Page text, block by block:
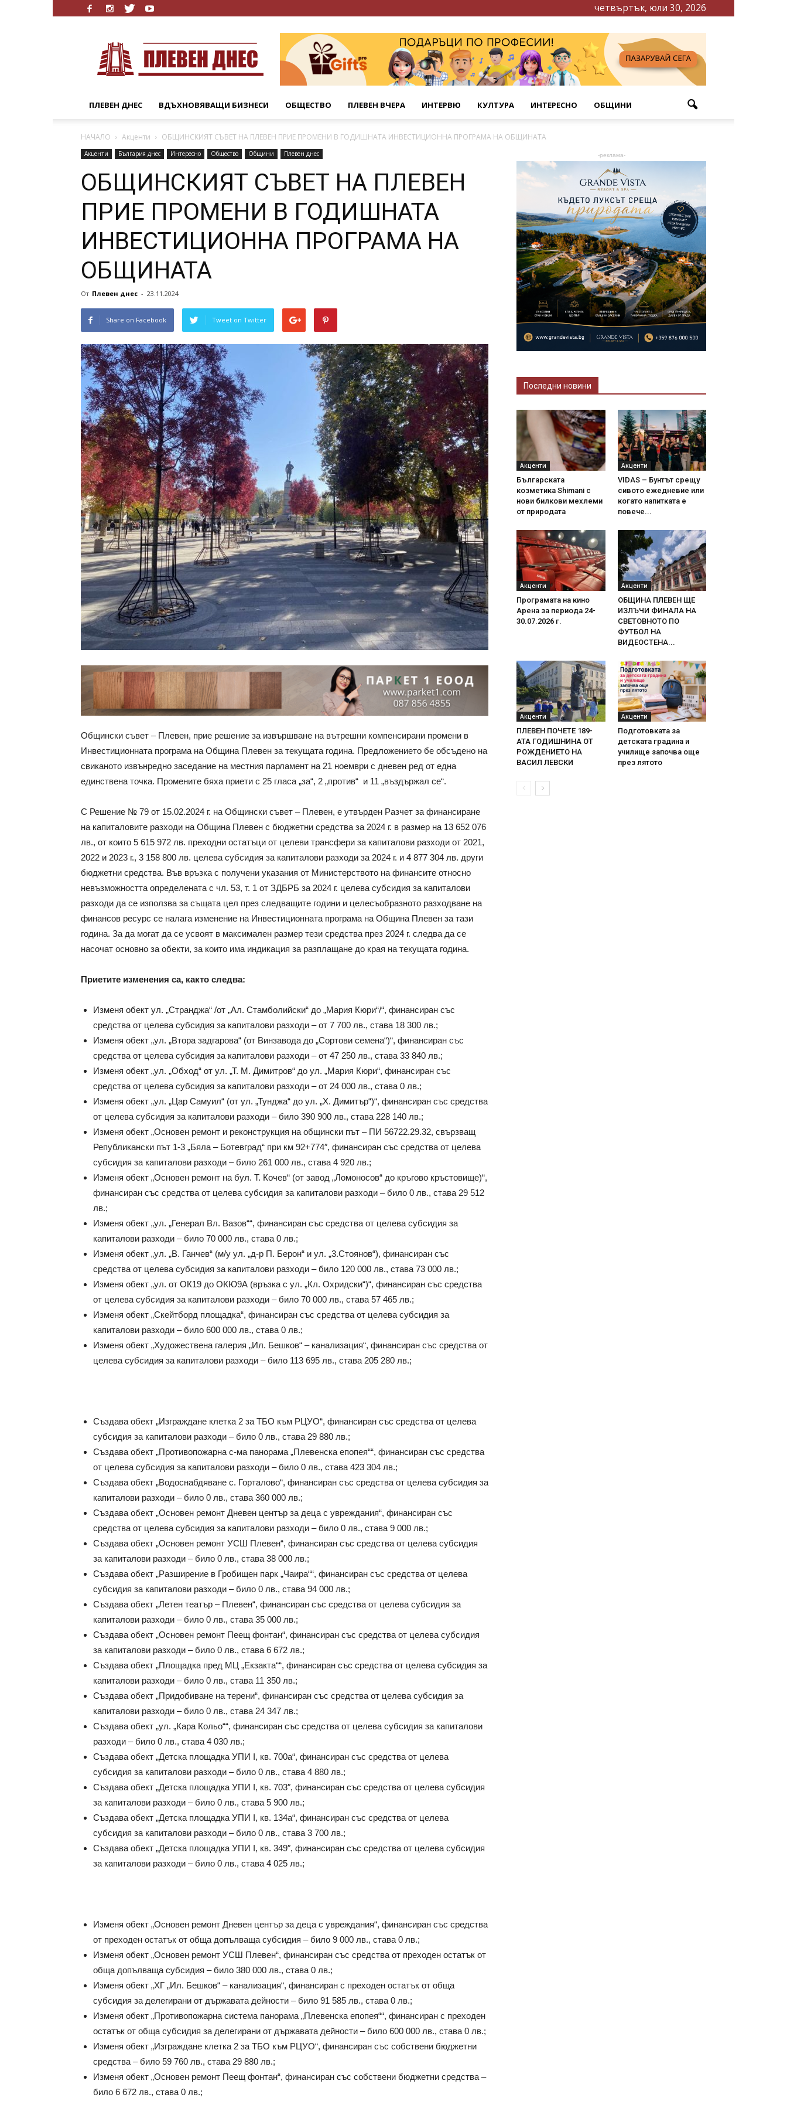
четвъртък, юли 30, 2026
Днес
ПЛЕВЕН ДНЕС ВДЪХНОВЯВАЩИ БИЗНЕСИ ОБЩЕСТВО ПЛЕВЕН ВЧЕРА ИНТЕРВЮ КУЛТУРА ИНТЕРЕСНО ОБЩИНИ
НАЧАЛО Акценти ОБЩИНСКИЯТ СЪВЕТ НА ПЛЕВЕН ПРИЕ ПРОМЕНИ В ГОДИШНАТА ИНВЕСТИЦИОННА ПРОГРАМА НА ОБЩИНАТА
Акценти България днес Интересно Общество Общини Плевен днес
ОБЩИНСКИЯТ СЪВЕТ НА ПЛЕВЕН
ПРИЕ ПРОМЕНИ В ГОДИШНАТА
ИНВЕСТИЦИОННА ПРОГРАМА НА
ОБЩИНАТА
От Плевен днес - 23.11.2024
Share on Facebook Tweet on Twitter
Общински съвет – Плевен, прие решение за извършване на вътрешни компенсирани промени в
Инвестиционната програма на Община Плевен за текущата година. Предложението бе обсъдено на
свиканото извънредно заседание на местния парламент на 21 ноември с дневен ред от една
единствена точка. Промените бяха приети с 25 гласа „за“, 2 „против“ и 11 „въздържал се“.
С Решение № 79 от 15.02.2024 г. на Общински съвет – Плевен, е утвърден Разчет за финансиране
на капиталовите разходи на Община Плевен с бюджетни средства за 2024 г. в размер на 13 652 076
лв., от които 5 615 972 лв. преходни остатъци от целеви трансфери за капиталови разходи от 2021,
2022 и 2023 г., 3 158 800 лв. целева субсидия за капиталови разходи за 2024 г. и 4 877 304 лв. други
бюджетни средства. Във връзка с получени указания от Министерството на финансите относно
невъзможността определената с чл. 53, т. 1 от ЗДБРБ за 2024 г. целева субсидия за капиталови
разходи да се използва за същата цел през следващите години и целесъобразното разходване на
финансов ресурс се налага изменение на Инвестиционната програма на Община Плевен за тази
година. За да могат да се усвоят в максимален размер тези средства през 2024 г. следва да се
насочат основно за обекти, за които има индикация за разплащане до края на текущата година.
Приетите изменения са, както следва:
Изменя обект ул. „Странджа“ /от „Ал. Стамболийски“ до „Мария Кюри“/“, финансиран със
средства от целева субсидия за капиталови разходи – от 7 700 лв., става 18 300 лв.;
Изменя обект „ул. „Втора задгарова“ (от Винзавода до „Сортови семена“)“, финансиран със
средства от целева субсидия за капиталови разходи – от 47 250 лв., става 33 840 лв.;
Изменя обект „ул. „Обход“ от ул. „Т. М. Димитров“ до ул. „Мария Кюри“, финансиран със
средства от целева субсидия за капиталови разходи – от 24 000 лв., става 0 лв.;
Изменя обект „ул. „Цар Самуил“ (от ул. „Тунджа“ до ул. „Х. Димитър“)“, финансиран със средства
от целева субсидия за капиталови разходи – било 390 900 лв., става 228 140 лв.;
Изменя обект „Основен ремонт и реконструкция на общински път – ПИ 56722.29.32, свързващ
Републикански път 1-3 „Бяла – Ботевград“ при км 92+774″, финансиран със средства от целева
субсидия за капиталови разходи – било 261 000 лв., става 4 920 лв.;
Изменя обект „Основен ремонт на бул. Т. Кочев“ (от завод „Ломоносов“ до кръгово кръстовище)“,
финансиран със средства от целева субсидия за капиталови разходи – било 0 лв., става 29 512
лв.;
Изменя обект „ул. „Генерал Вл. Вазов““, финансиран със средства от целева субсидия за
капиталови разходи – било 70 000 лв., става 0 лв.;
Изменя обект „ул. „В. Ганчев“ (м/у ул. „д-р П. Берон“ и ул. „3.Стоянов“), финансиран със
средства от целева субсидия за капиталови разходи – било 120 000 лв., става 73 000 лв.;
Изменя обект „ул. от ОК19 до ОКЮ9А (връзка с ул. „Кл. Охридски“)“, финансиран със средства
от целева субсидия за капиталови разходи – било 70 000 лв., става 57 465 лв.;
Изменя обект „Скейтборд площадка“, финансиран със средства от целева субсидия за
капиталови разходи – било 600 000 лв., става 0 лв.;
Изменя обект „Художествена галерия „Ил. Бешков“ – канализация“, финансиран със средства от
целева субсидия за капиталови разходи – било 113 695 лв., става 205 280 лв.;
Създава обект „Изграждане клетка 2 за ТБО към РЦУО“, финансиран със средства от целева
субсидия за капиталови разходи – било 0 лв., става 29 880 лв.;
Създава обект „Противопожарна с-ма панорама „Плевенска епопея““, финансиран със средства
от целева субсидия за капиталови разходи – било 0 лв., става 423 304 лв.;
Създава обект „Водоснабдяване с. Горталово“, финансиран със средства от целева субсидия за
капиталови разходи – било 0 лв., става 360 000 лв.;
Създава обект „Основен ремонт Дневен център за деца с увреждания“, финансиран със
средства от целева субсидия за капиталови разходи – било 0 лв., става 9 000 лв.;
Създава обект „Основен ремонт УСШ Плевен“, финансиран със средства от целева субсидия
за капиталови разходи – било 0 лв., става 38 000 лв.;
Създава обект „Разширение в Гробищен парк „Чаира““, финансиран със средства от целева
субсидия за капиталови разходи – било 0 лв., става 94 000 лв.;
Създава обект „Летен театър – Плевен“, финансиран със средства от целева субсидия за
капиталови разходи – било 0 лв., става 35 000 лв.;
Създава обект „Основен ремонт Пеещ фонтан“, финансиран със средства от целева субсидия
за капиталови разходи – било 0 лв., става 6 672 лв.;
Създава обект „Площадка пред МЦ „Екзакта““, финансиран със средства от целева субсидия за
капиталови разходи – било 0 лв., става 11 350 лв.;
Създава обект „Придобиване на терени“, финансиран със средства от целева субсидия за
капиталови разходи – било 0 лв., става 24 347 лв.;
Създава обект „ул. „Кара Кольо““, финансиран със средства от целева субсидия за капиталови
разходи – било 0 лв., става 4 030 лв.;
Създава обект „Детска площадка УПИ I, кв. 700а“, финансиран със средства от целева
субсидия за капиталови разходи – било 0 лв., става 4 880 лв.;
Създава обект „Детска площадка УПИ I, кв. 703″, финансиран със средства от целева субсидия
за капиталови разходи – било 0 лв., става 5 900 лв.;
Създава обект „Детска площадка УПИ I, кв. 134а“, финансиран със средства от целева
субсидия за капиталови разходи – било 0 лв., става 3 700 лв.;
Създава обект „Детска площадка УПИ I, кв. 349″, финансиран със средства от целева субсидия
за капиталови разходи – било 0 лв., става 4 025 лв.;
Изменя обект „Основен ремонт Дневен център за деца с увреждания“, финансиран със средства
от преходен остатък от обща допълваща субсидия – било 9 000 лв., става 0 лв.;
Изменя обект „Основен ремонт УСШ Плевен“, финансиран със средства от преходен остатък от
обща допълваща субсидия – било 380 000 лв., става 0 лв.;
Изменя обект „ХГ „Ил. Бешков“ – канализация“, финансиран с преходен остатък от обща
субсидия за делегирани от държавата дейности – било 91 585 лв., става 0 лв.;
Изменя обект „Противопожарна система панорама „Плевенска епопея““, финансиран с преходен
остатък от обща субсидия за делегирани от държавата дейности – било 600 000 лв., става 0 лв.;
Изменя обект „Изграждане клетка 2 за ТБО към РЦУО“, финансиран със собствени бюджетни
средства – било 59 760 лв., става 29 880 лв.;
Изменя обект „Основен ремонт Пеещ фонтан“, финансиран със собствени бюджетни средства –
било 6 672 лв., става 0 лв.;
-реклама-
Последни новини
Акценти
Българската
козметика Shimani с
нови билкови мехлеми
от природата
Акценти
VIDAS – Бунтът срещу
сивото ежедневие или
когато напитката е
повече...
Акценти
Програмата на кино
Арена за периода 24-
30.07.2026 г.
Акценти
ОБЩИНА ПЛЕВЕН ЩЕ
ИЗЛЪЧИ ФИНАЛА НА
СВЕТОВНОТО ПО
ФУТБОЛ НА
ВИДЕОСТЕНА...
Акценти
ПЛЕВЕН ПОЧЕТЕ 189-
АТА ГОДИШНИНА ОТ
РОЖДЕНИЕТО НА
ВАСИЛ ЛЕВСКИ
Акценти
Подготовката за
детската градина и
училище започва още
през лятото